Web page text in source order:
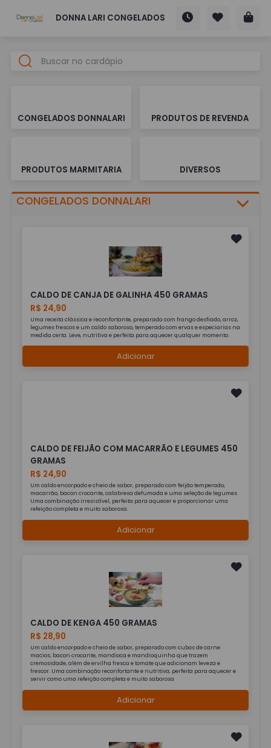
DONNA LARI CONGELADOS
CONGELADOS DONNALARI PRODUTOS DE REVENDA
PRODUTOS MARMITARIA DIVERSOS
CONGELADOS DONNALARI
CALDO DE CANJA DE GALINHA 450 GRAMAS
R$ 24,90
Uma receita clássica e reconfortante, preparada com frango desfiado, arroz,
legumes frescos e um caldo saboroso, temperado com ervas e especiarias na
medida certa. Leve, nutritiva e perfeita para aquecer qualquer momento.
Adicionar
CALDO DE FEIJÃO COM MACARRÃO E LEGUMES 450
GRAMAS
R$ 24,90
Um caldo encorpado e cheio de sabor, preparado com feijão temperado,
macarrão, bacon crocante, calabresa defumada e uma seleção de legumes.
Uma combinação irresistível, perfeita para aquecer e proporcionar uma
refeição completa e muito saborosa.
Adicionar
CALDO DE KENGA 450 GRAMAS
R$ 28,90
Um caldo encorpado e cheio de sabor, preparado com cubos de carne
macios, bacon crocante, mandioca e mandioquinha que trazem
cremosidade, além de ervilha fresca e tomate que adicionam leveza e
frescor. Uma combinação reconfortante e nutritiva, perfeita para aquecer e
servir como uma refeição completa e muito saborosa
Adicionar